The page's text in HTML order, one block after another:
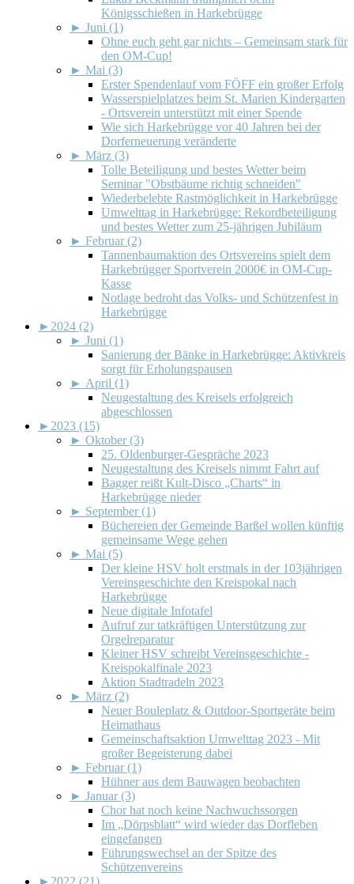
Königsschießen in Harkebrügge
► Juni (1)
Ohne euch geht gar nichts – Gemeinsam stark für
den OM-Cup!
► Mai (3)
Erster Spendenlauf vom FÖFF ein großer Erfolg
Wasserspielplatzes beim St. Marien Kindergarten
- Ortsverein unterstützt mit einer Spende
Wie sich Harkebrügge vor 40 Jahren bei der
Dorferneuerung veränderte
► März (3)
Tolle Beteiligung und bestes Wetter beim
Seminar "Obstbäume richtig schneiden"
Wiederbelebte Rastmöglichkeit in Harkebrügge
Umwelttag in Harkebrügge: Rekordbeteiligung
und bestes Wetter zum 25-jährigen Jubiläum
► Februar (2)
Tannenbaumaktion des Ortsvereins spielt dem
Harkebrügger Sportverein 2000€ in OM-Cup-
Kasse
Notlage bedroht das Volks- und Schützenfest in
Harkebrügge
► 2024 (2)
► Juni (1)
Sanierung der Bänke in Harkebrügge: Aktivkreis
sorgt für Erholungspausen
► April (1)
Neugestaltung des Kreisels erfolgreich
abgeschlossen
► 2023 (15)
► Oktober (3)
25. Oldenburger-Gespräche 2023
Neugestaltung des Kreisels nimmt Fahrt auf
Bagger reißt Kult-Disco „Charts“ in
Harkebrügge nieder
► September (1)
Büchereien der Gemeinde Barßel wollen künftig
gemeinsame Wege gehen
► Mai (5)
Der kleine HSV holt erstmals in der 103jährigen
Vereinsgeschichte den Kreispokal nach
Harkebrügge
Neue digitale Infotafel
Aufruf zur tatkräftigen Unterstützung zur
Orgelreparatur
Kleiner HSV schreibt Vereinsgeschichte -
Kreispokalfinale 2023
Aktion Stadtradeln 2023
► März (2)
Neuer Bouleplatz & Outdoor-Sportgeräte beim
Heimathaus
Gemeinschaftsaktion Umwelttag 2023 - Mit
großer Begeisterung dabei
► Februar (1)
Hühner aus dem Bauwagen beobachten
► Januar (3)
Chor hat noch keine Nachwuchssorgen
Im „Dörpsblatt“ wird wieder das Dorfleben
eingefangen
Führungswechsel an der Spitze des
Schützenvereins